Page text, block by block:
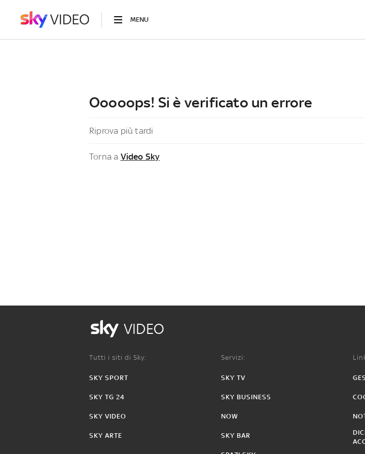
MENU
Ooooops! Si è verificato un errore
Riprova più tardi
Torna a Video Sky
VIDEO
Tutti i siti di Sky:
SKY SPORT
SKY TG 24
SKY VIDEO
SKY ARTE
Servizi:
SKY TV
SKY BUSINESS
NOW
SKY BAR